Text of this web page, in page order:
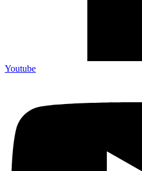
Youtube